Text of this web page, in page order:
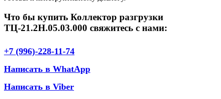
Что бы купить Коллектор разгрузки
ТЦ-21.2Н.05.03.000 свяжитесь с нами:
+7 (996)-228-11-74
Написать в WhatApp
Написать в Viber